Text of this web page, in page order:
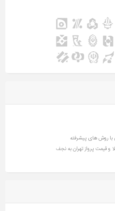
با روش های پیشرفته
و قیمت پرواز تهران به نجف